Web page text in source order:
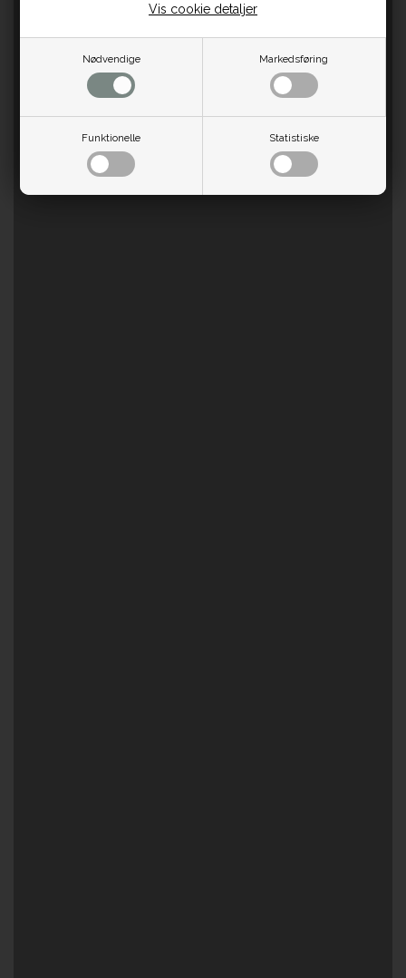
Nødvendige Markedsføring
Funktionelle Statistiske
Vis cookie detaljer